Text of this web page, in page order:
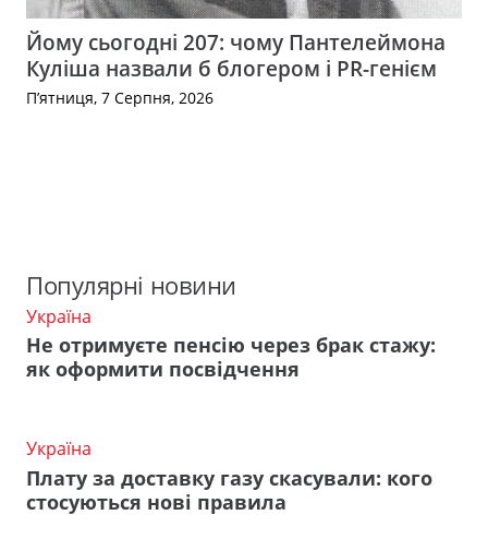
Йому сьогодні 207: чому Пантелеймона
Куліша назвали б блогером і PR-генієм
П’ятниця, 7 Серпня, 2026
Популярні новини
Україна
Не отримуєте пенсію через брак стажу:
як оформити посвідчення
Україна
Плату за доставку газу скасували: кого
стосуються нові правила